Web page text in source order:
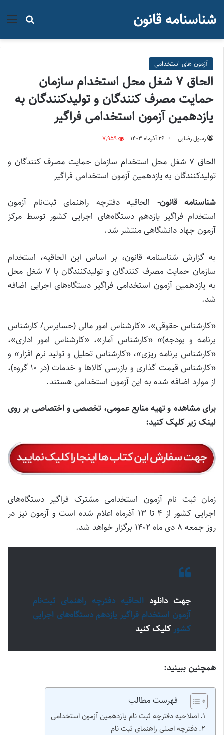
جستجو شناسنامه قانون
آزمون های استخدامی
الحاق ۷ شغل محل استخدام سازمان
حمایت مصرف کنندگان و تولیدکنندگان به
یازدهمین آزمون استخدامی فراگیر
رسول رضایی ۲۶ آذر‌ماه ۱۴۰۳ 7,959
الحاق ۷ شغل محل استخدام سازمان حمایت مصرف کنندگان و
تولیدکنندگان به یازدهمین آزمون استخدامی فراگیر
شناسنامه قانون- الحاقیه دفترچه راهنمای ثبت‌نام آزمون
استخدام فراگیر یازدهم دستگاه‌های اجرایی کشور توسط مرکز
آزمون جهاد دانشگاهی منتشر شد.
به گزارش شناسنامه قانون، بر اساس این الحاقیه، استخدام
سازمان حمایت مصرف کنندگان و تولیدکنندگان با ۷ شغل محل
به یازدهمین آزمون استخدامی فراگیر دستگاه‌های اجرایی اضافه
شد.
«کارشناس حقوقی»، «کارشناس امور مالی (حسابرس/ کارشناس
برنامه و بودجه)» «کارشناس آمار»، «کارشناس امور اداری»،
«کارشناس برنامه ریزی»، «کارشناس تحلیل و تولید نرم افزار» و
«کارشناس قیمت گذاری و بازرسی کالاها و خدمات (در ۱۰ گروه)،
از موارد اضافه شده به این آزمون استخدامی هستند.
برای مشاهده و تهیه منابع عمومی، تخصصی و اختصاصی بر روی
لینک زیر کلیک کنید:
زمان ثبت نام آزمون استخدامی مشترک فراگیر دستگاه‌های
اجرایی کشور از ۴ تا ۱۳ آذرماه اعلام شده است و آزمون نیز در
روز جمعه ۸ دی ماه ۱۴۰۲ برگزار خواهد شد.
جهت دانلود الحاقیه دفترچه راهنمای ثبت‌نام
آزمون استخدام فراگیر یازدهم دستگاه‌های اجرایی
کشورکلیک کنید
همچنین ببینید:
فهرست مطالب
اصلاحیه دفترچه ثبت نام یازدهمین آزمون استخدامی
دفترچه اصلی راهنمای ثبت نام